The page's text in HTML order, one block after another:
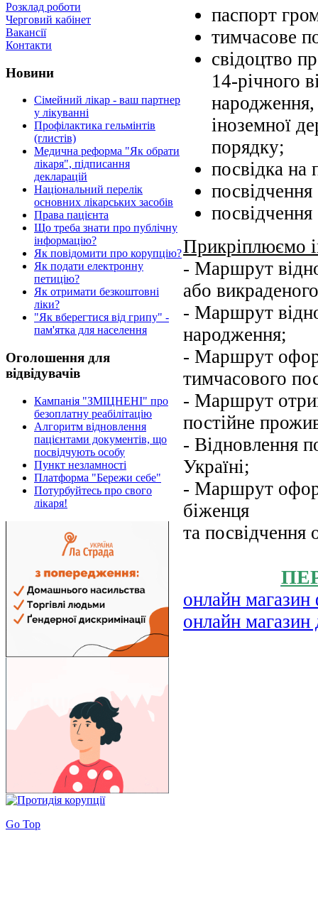
Розклад роботи
Черговий кабінет
Вакансії
Контакти
Новини
Сімейний лікар - ваш партнер
у лікуванні
Профілактика гельмінтів
(глистів)
Медична реформа "Як обрати
лікаря", підписання
декларацій
Національний перелік
основних лікарських засобів
Права пацієнта
Що треба знати про публічну
інформацію?
Як повідомити про корупцію?
Як подати електронну
петицію?
Як отримати безкоштовні
ліки?
"Як вберегтися від грипу" -
пам'ятка для населення
Оголошення для
відвідувачів
Кампанія "ЗМІЦНЕНІ" про
безоплатну реабілітацію
Алгоритм відновлення
пацієнтами документів, що
посвідчують особу
Пункт незламності
Платформа "Бережи себе"
Потурбуйтесь про свого
лікаря!
паспорт
тимчасове
свідоцтво
14-річного
іноземної
порядку;
посвідка на
Прикріплюємо
- Маршрут
або
- Маршрут
народження;
- Маршрут
тимчасового
- Маршрут
постійне
- Відновлення
Україні;
- Маршрут
біженця
та посвідчення
онлайн
онлайн магазин
Go Top